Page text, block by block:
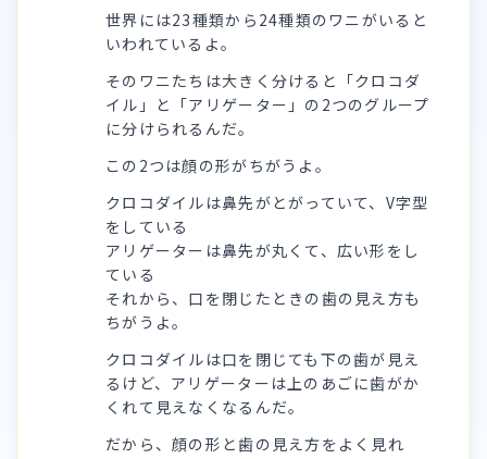
世界には23種類から24種類のワニがいると
いわれているよ。
そのワニたちは大きく分けると「クロコダ
イル」と「アリゲーター」の2つのグループ
に分けられるんだ。
この2つは顔の形がちがうよ。
クロコダイルは鼻先がとがっていて、V字型
をしている
アリゲーターは鼻先が丸くて、広い形をし
ている
それから、口を閉じたときの歯の見え方も
ちがうよ。
クロコダイルは口を閉じても下の歯が見え
るけど、アリゲーターは上のあごに歯がか
くれて見えなくなるんだ。
だから、顔の形と歯の見え方をよく見れ